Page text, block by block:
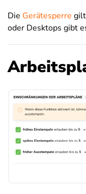
Die Gerätesperre
oder Desktops gibt